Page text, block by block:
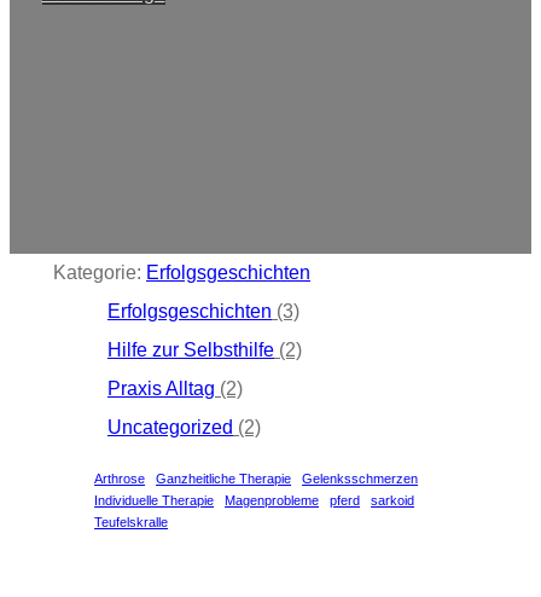
Kategorie: Erfolgsgeschichten
Erfolgsgeschichten (3)
Hilfe zur Selbsthilfe(2)
Praxis Alltag (2)
Uncategorized (2)
Arthrose Ganzheitliche Therapie
Gelenksschmerzen
Individuelle Therapie
Magenprobleme pferd
sarkoid
Teufelskralle